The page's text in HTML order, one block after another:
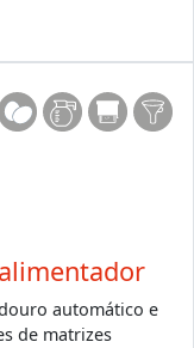
automático e
de matrizes